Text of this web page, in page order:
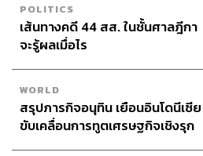
POLITICS
เส้นทางคดี 44 สส. ในชั้นศาลฎีกา
จะรู้ผลเมื่อไร
WORLD
สรุปภารกิจอนุทิน เยือนอินโดนีเซีย
ขับเคลื่อนการทูตเศรษฐกิจเชิงรุก